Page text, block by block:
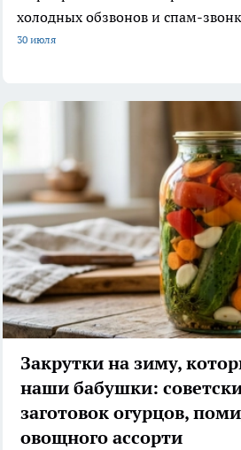
холодных обзвонов и спам-
30 июля
Закрутки на зиму,
наши бабушки:
заготовок огурцов,
овощного ассорти